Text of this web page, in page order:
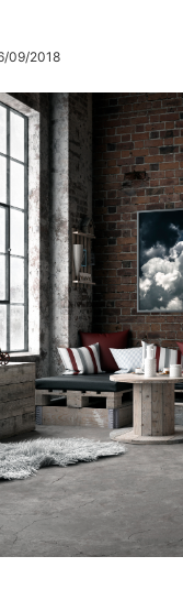
09/2018